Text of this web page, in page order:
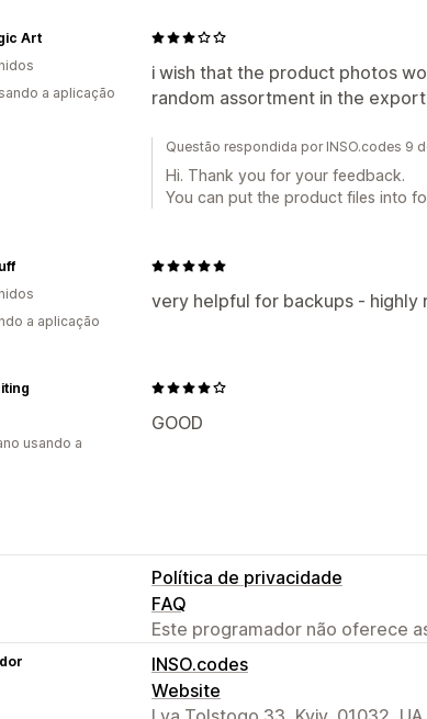
i wish that the product photos
random assortment in the export
Art
a aplicação
Questão respondida por INSO.codes 9
Hi. Thank you for your feedback.
You can put the product files into
very helpful for backups - highly
a aplicação
GOOD
usando a
Política de privacidade
FAQ
Este programador não oferece
INSO.codes
Website